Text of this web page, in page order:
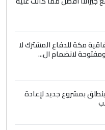
صدام حسين سل
مكة للدفاع المشترك لا
لانضمام ال...
بمشروع جديد لإعادة